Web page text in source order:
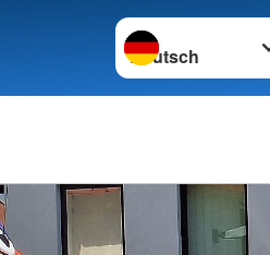
Sprache wechseln zu